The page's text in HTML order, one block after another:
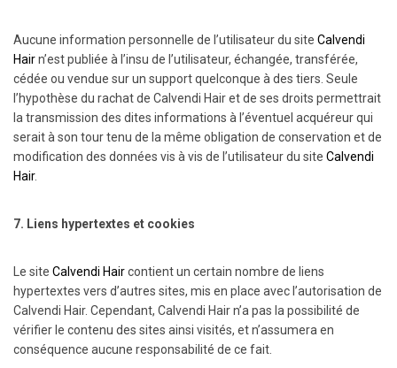
Aucune information personnelle de l’utilisateur du site Calvendi
Hairn’est publiée à l’insu de l’utilisateur, échangée, transférée,
cédée ou vendue sur un support quelconque à des tiers. Seule
l’hypothèse du rachat de Calvendi Hair et de ses droits permettrait
la transmission des dites informations à l’éventuel acquéreur qui
serait à son tour tenu de la même obligation de conservation et de
modification des données vis à vis de l’utilisateur du site Calvendi
Hair.
7. Liens hypertextes et cookies
Le site Calvendi Haircontient un certain nombre de liens
hypertextes vers d’autres sites, mis en place avec l’autorisation de
Calvendi Hair. Cependant, Calvendi Hair n’a pas la possibilité de
vérifier le contenu des sites ainsi visités, et n’assumera en
conséquence aucune responsabilité de ce fait.